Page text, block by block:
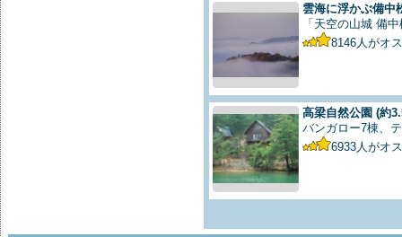
雲海に浮かぶ備中
「天空の山城 備
8146 人がオ
高梁自然公園 (約
バンガロー7棟、
6933 人がオ